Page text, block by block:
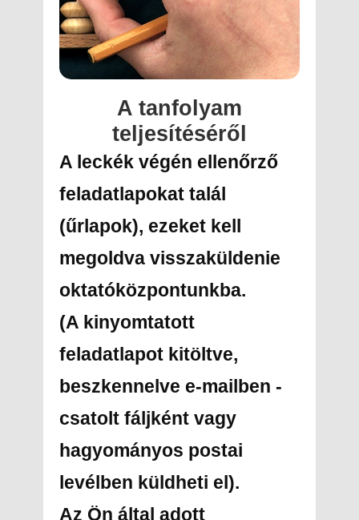
A tanf​olyam
teljesítéséről
A leckék végén ellenőrző
feladatlapokat talál
(űrlapok), ezeket kell
megoldva visszaküldenie
oktatóközpontunkba.
(A kinyomtatott
feladatlapot kitöltve,
beszkennelve e-mailben -
csatolt fáljként vagy
hagyományos postai
levélben küldheti el).
Az Ön által adott